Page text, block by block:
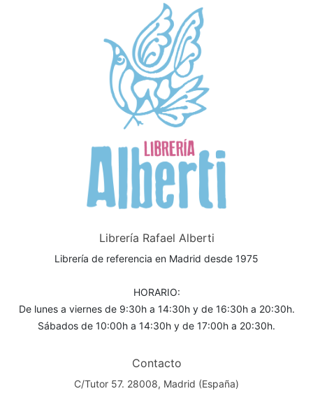
Librería Rafael Alberti
Librería de referencia en Madrid desde 1975
HORARIO:
De lunes a viernes de 9:30h a 14:30h y de 16:30h a 20:30h.
Sábados de 10:00h a 14:30h y de 17:00h a 20:30h.
Contacto
C/Tutor 57. 28008, Madrid (España)